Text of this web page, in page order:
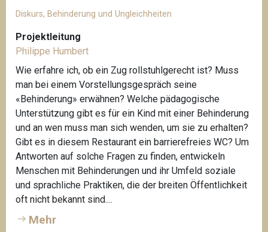
Diskurs, Behinderung und Ungleichheiten
Projektleitung
Philippe Humbert
Wie erfahre ich, ob ein Zug rollstuhlgerecht ist? Muss
man bei einem Vorstellungsgespräch seine
«Behinderung» erwähnen? Welche pädagogische
Unterstützung gibt es für ein Kind mit einer Behinderung
und an wen muss man sich wenden, um sie zu erhalten?
Gibt es in diesem Restaurant ein barrierefreies WC? Um
Antworten auf solche Fragen zu finden, entwickeln
Menschen mit Behinderungen und ihr Umfeld soziale
und sprachliche Praktiken, die der breiten Öffentlichkeit
oft nicht bekannt sind....
Mehr